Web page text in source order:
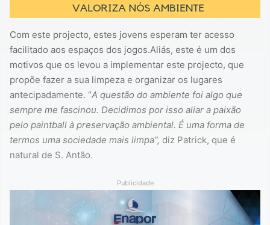
Com este projecto, estes jovens esperam ter acesso
facilitado aos espaços dos jogos.Aliás, este é um dos
motivos que os levou a implementar este projecto, que
propõe fazer a sua limpeza e organizar os lugares
antecipadamente. “A questão do ambiente foi algo que
sempre me fascinou. Decidimos por isso aliar a paixão
pelo paintball à preservação ambiental. É uma forma de
termos uma sociedade mais limpa”, diz Patrick, que é
natural de S. Antão.
Publicidade